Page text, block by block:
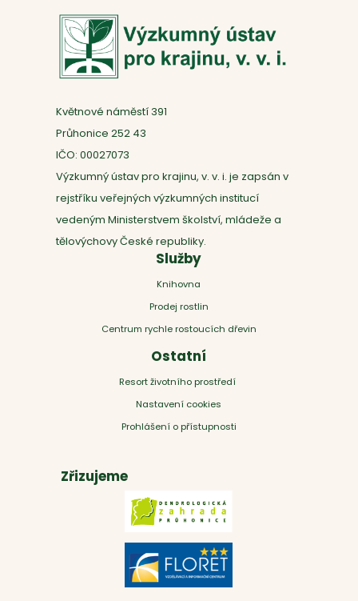
Květnové náměstí 391
Průhonice 252 43
IČO: 00027073
Výzkumný ústav pro krajinu, v. v. i. je zapsán v
rejstříku veřejných výzkumných institucí
vedeným Ministerstvem školství, mládeže a
tělovýchovy České republiky.
Služby
Knihovna
Prodej rostlin
Centrum rychle rostoucích dřevin
Ostatní
Resort životního prostředí
Nastavení cookies
Prohlášení o přístupnosti
Zřizujeme